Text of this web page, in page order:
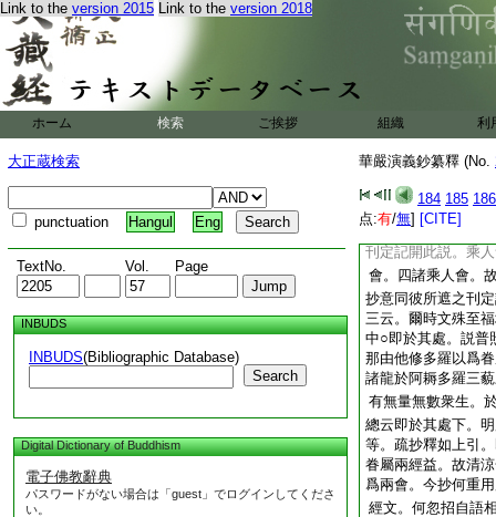
Link to the version 2015 Link to the version 2018
ホーム 検索 ご挨拶 組織 利
大正蔵検索
punctuation Hangul Eng
TextNo. Vol. Page
INBUDS
INBUDS(Bibliographic Database)
Search
Digital Dictionary of Buddhism
電子佛教辭典
パスワードがない場合は「guest」でログインしてくださ
い。
華嚴演義鈔纂釋 (No.
184 185 186
点:有/無] [CITE]
教意。故但云。復
故非別會 已上 既云
兩經共一處一會説
順能破許此經中。
之。是即主與眷屬
全同彼云非別會也
此經中有隨機説。
會説之。故餘處也
即用賢首刊定等意
十上釋前疏云。疏
刊定記開此説。乘
會。四諸乘人會。
抄意同彼所遮之刊
三云。爾時文殊至
中○即於其處。説普
那由他修多羅以爲
諸龍於阿耨多羅三
有無量無數衆生。
總云即於其處下。
等。疏抄釋如上引
眷屬兩經益。故清
爲兩會。今抄何重
經文。何忽招自語